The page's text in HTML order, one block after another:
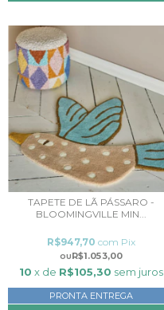
TAPETE DE LÃ PÁSSARO -
BLOOMINGVILLE MIN...
R$1.053,00
R$947,70 com Pix
10 x de R$105,30 sem juros
PRONTA ENTREGA